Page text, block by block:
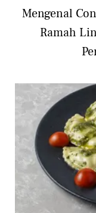
Mengenal
Ramah